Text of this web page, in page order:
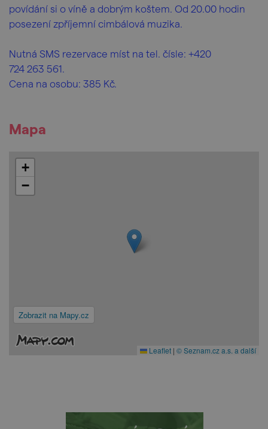
povídání si o víně a dobrým koštem. Od 20.00 hodin
posezení zpříjemní cimbálová muzika.
Nutná SMS rezervace míst na tel. čísle: +420
724 263 561.
Cena na osobu: 385 Kč.
Mapa
Zobrazit na Mapy.cz
+
−
Leaflet | © Seznam.cz a.s. a další